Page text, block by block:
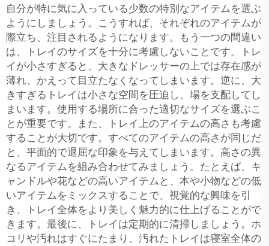
自分が特に気に入っている少数の特別なアイテムを選ぶ
ようにしましょう。こうすれば、それぞれのアイテムが
際立ち、注目されるようになります。もう一つの間違い
は、トレイのサイズを十分に考慮しないことです。トレ
イが小さすぎると、大きなドレッサーの上では存在感が
薄れ、かえって目立たなくなってしまいます。逆に、大
きすぎるトレイは小さな空間を圧迫し、場を支配してし
まいます。使用する場所に合った適切なサイズを選ぶこ
とが重要です。また、トレイ上のアイテムの高さも考慮
することが大切です。すべてのアイテムの高さが同じだ
と、平面的で退屈な印象を与えてしまいます。高さの異
なるアイテムを組み合わせてみましょう。たとえば、キ
ャンドルや花などの高いアイテムと、本や小物などの低
いアイテムをミックスすることで、視覚的な興味を引
き、トレイ全体をより美しく魅力的に仕上げることがで
きます。最後に、トレイは定期的に清掃しましょう。ホ
コリや汚れはすぐにたまり、汚れたトレイは寝室全体の